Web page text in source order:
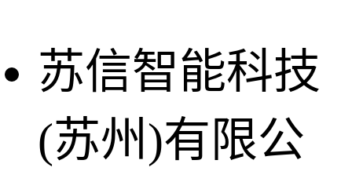
苏信智能科技
(苏州)有限公